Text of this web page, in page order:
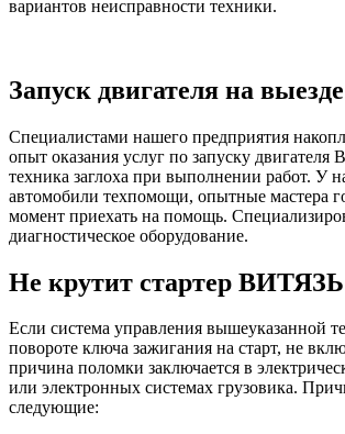
вариантов неисправности техники.
Запуск двигателя на выезде
Специалистами нашего предприятия
опыт оказания услуг по запуску двигателя
техника заглоха при выполнении работ. У
автомобили техпомощи, опытные мастера
момент приехать на помощь.
диагностическое оборудование.
Не крутит стартер ВИТЯЗЬ
Если система управления вышеуказанной
повороте ключа зажигания на старт, не
причина поломки заключается в
или электронных системах грузовика.
следующие: